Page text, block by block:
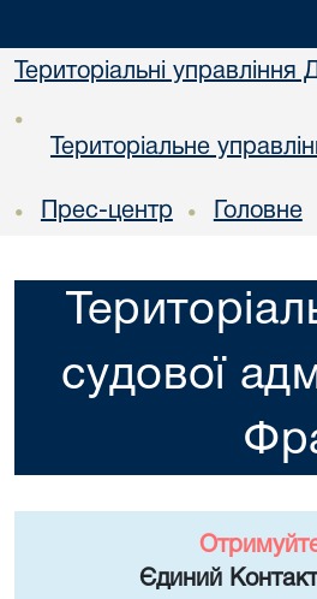
Територіальні управління
•
Територіальне
• Прес-центр • Головне
судової
Єдиний